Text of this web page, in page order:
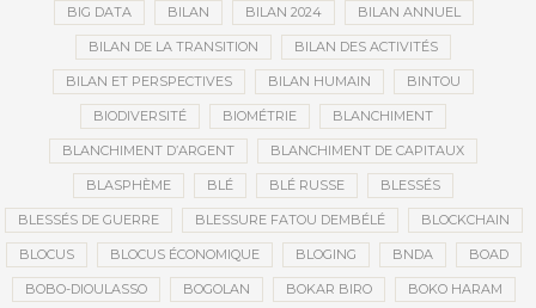
BIG DATA BILAN BILAN 2024 BILAN ANNUEL
BILAN DE LA TRANSITION BILAN DES ACTIVITÉS
BILAN ET PERSPECTIVES BILAN HUMAIN BINTOU
BIODIVERSITÉ BIOMÉTRIE BLANCHIMENT
BLANCHIMENT D’ARGENT BLANCHIMENT DE CAPITAUX
BLASPHÈME BLÉ BLÉ RUSSE BLESSÉS
BLESSÉS DE GUERRE BLESSURE FATOU DEMBÉLÉ BLOCKCHAIN
BLOCUS BLOCUS ÉCONOMIQUE BLOGING BNDA BOAD
BOBO-DIOULASSO BOGOLAN BOKAR BIRO BOKO HARAM